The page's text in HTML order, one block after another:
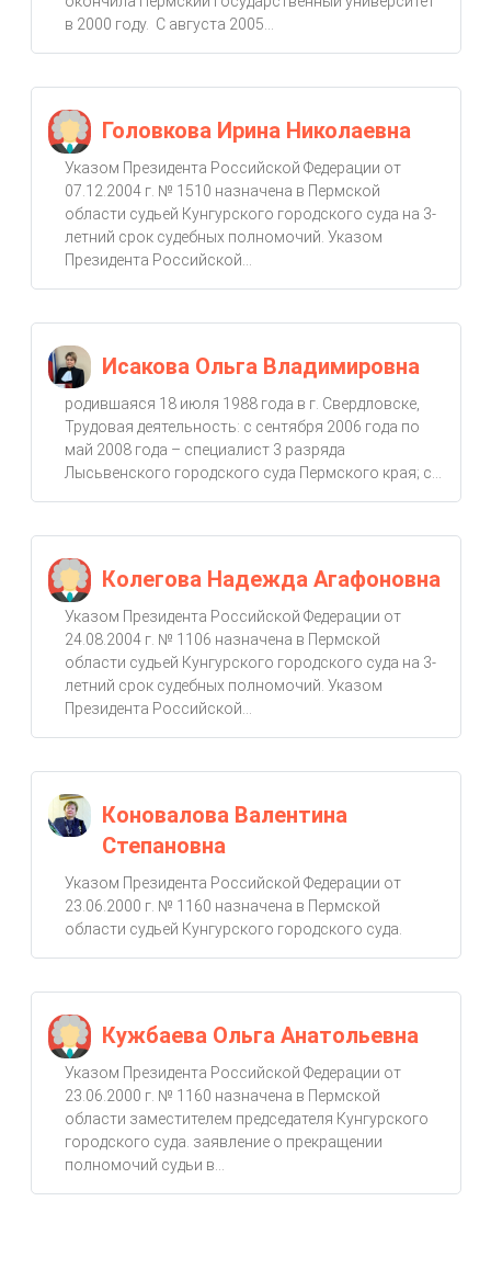
в 2000 году. С августа 2005...
Головкова Ирина Николаевна
Указом Президента Российской Федерации от
07.12.2004 г. № 1510 назначена в Пермской
области судьей Кунгурского городского суда на 3-
летний срок судебных полномочий. Указом
Президента Российской...
Исакова Ольга Владимировна
родившаяся 18 июля 1988 года в г. Свердловске,
Трудовая деятельность: с сентября 2006 года по
май 2008 года – специалист 3 разряда
Лысьвенского городского суда Пермского края; с...
Колегова Надежда Агафоновна
Указом Президента Российской Федерации от
24.08.2004 г. № 1106 назначена в Пермской
области судьей Кунгурского городского суда на 3-
летний срок судебных полномочий. Указом
Президента Российской...
Коновалова Валентина
Степановна
Указом Президента Российской Федерации от
23.06.2000 г. № 1160 назначена в Пермской
области судьей Кунгурского городского суда.
Кужбаева Ольга Анатольевна
Указом Президента Российской Федерации от
23.06.2000 г. № 1160 назначена в Пермской
области заместителем председателя Кунгурского
городского суда. заявление о прекращении
полномочий судьи в...